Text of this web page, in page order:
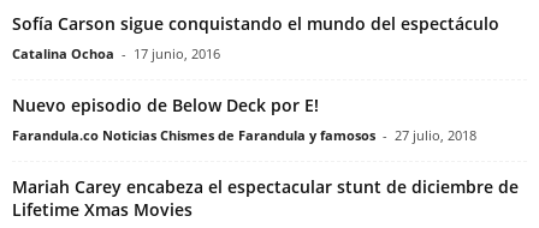
Sofía Carson sigue conquistando el mundo del espectáculo
Catalina Ochoa - 17 junio, 2016
Nuevo episodio de Below Deck por E!
Farandula.co Noticias Chismes de Farandula y famosos - 27 julio, 2018
Mariah Carey encabeza el espectacular stunt de diciembre de
Lifetime Xmas Movies